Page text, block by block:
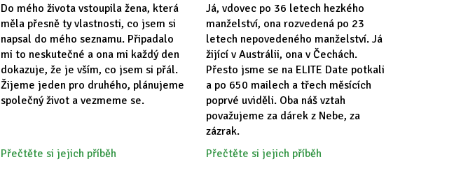
Do mého života vstoupila žena, která
měla přesně ty vlastnosti, co jsem si
napsal do mého seznamu. Připadalo
mi to neskutečné a ona mi každý den
dokazuje, že je vším, co jsem si přál.
Žijeme jeden pro druhého, plánujeme
společný život a vezmeme se.
Přečtěte si jejich příběh
Já, vdovec po 36 letech hezkého
manželství, ona rozvedená po 23
letech nepovedeného manželství. Já
žijící v Austrálii, ona v Čechách.
Přesto jsme se na ELITE Date potkali
a po 650 mailech a třech měsících
poprvé uviděli. Oba náš vztah
považujeme za dárek z Nebe, za
zázrak.
Přečtěte si jejich příběh